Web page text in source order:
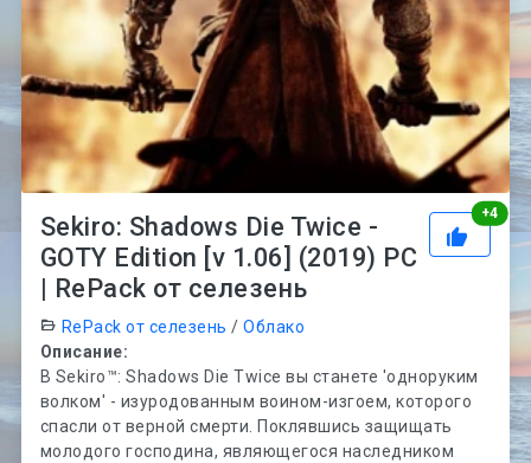
+4
Sekiro: Shadows Die Twice -
GOTY Edition [v 1.06] (2019) PC
| RePack от селезень
RePack от селезень /Облако
Описание:
В Sekiro™: Shadows Die Twice вы станете 'одноруким
волком' - изуродованным воином-изгоем, которого
спасли от верной смерти. Поклявшись защищать
молодого господина, являющегося наследником